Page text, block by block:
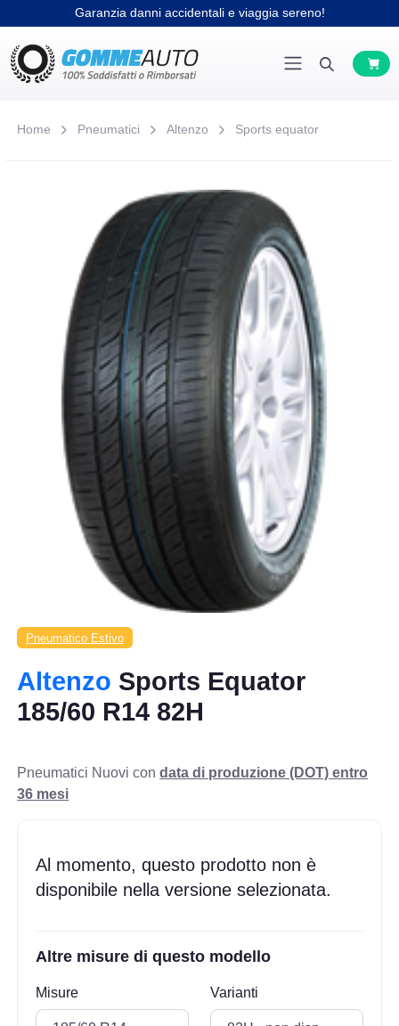
Garanzia danni accidentali e viaggia sereno!
Home Pneumatici Altenzo Sports equator
Pneumatico Estivo
Altenzo Sports Equator
185/60 R14 82H
Pneumatici Nuovi condata di produzione (DOT) entro
36 mesi
Al momento, questo prodotto non è
disponibile nella versione selezionata.
Altre misure di questo modello
Misure Varianti